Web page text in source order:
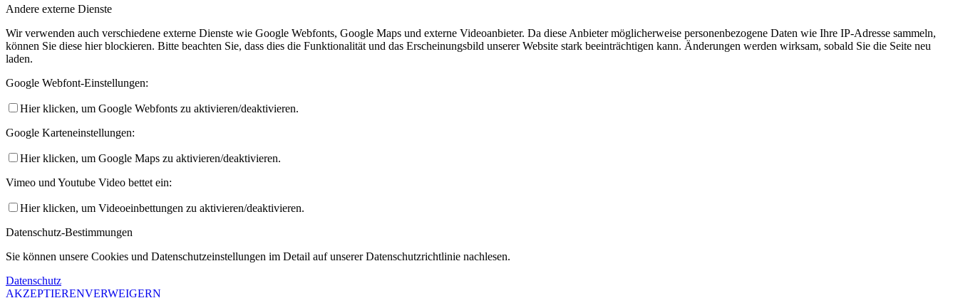
Andere externe Dienste
Wir verwenden auch verschiedene externe Dienste wie Google Webfonts, Google Maps und externe Videoanbieter. Da diese Anbieter möglicherweise personenbezogene Daten wie Ihre IP-Adresse sammeln,
können Sie diese hier blockieren. Bitte beachten Sie, dass dies die Funktionalität und das Erscheinungsbild unserer Website stark beeinträchtigen kann. Änderungen werden wirksam, sobald Sie die Seite neu
laden.
Google Webfont-Einstellungen:
Hier klicken, um Google Webfonts zu aktivieren/deaktivieren.
Google Karteneinstellungen:
Hier klicken, um Google Maps zu aktivieren/deaktivieren.
Vimeo und Youtube Video bettet ein:
Hier klicken, um Videoeinbettungen zu aktivieren/deaktivieren.
Datenschutz-Bestimmungen
Sie können unsere Cookies und Datenschutzeinstellungen im Detail auf unserer Datenschutzrichtlinie nachlesen.
Datenschutz
AKZEPTIERENVERWEIGERN